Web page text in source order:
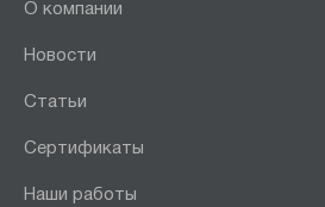
О компании
Новости
Статьи
Сертификаты
Наши работы